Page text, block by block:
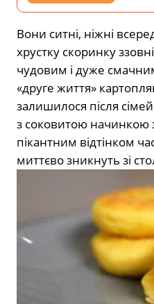
Вони ситні, ніжні
хрустку скоринку
чудовим і дуже
«друге життя»
залишилося після
з соковитою начинкою
пікантним відтінком
миттєво зникнуть зі